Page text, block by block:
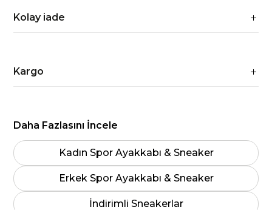
Kolay iade
Kargo
Daha Fazlasını İncele
Kadın Spor Ayakkabı & Sneaker
Erkek Spor Ayakkabı & Sneaker
İndirimli Sneakerlar